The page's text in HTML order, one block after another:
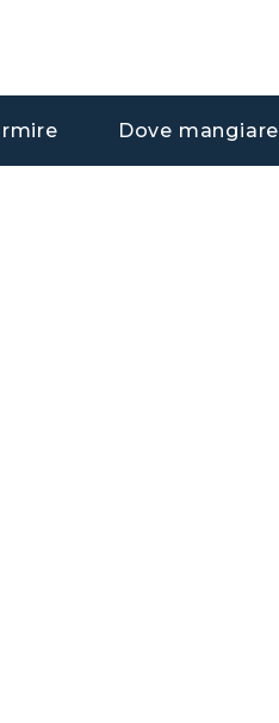
Dove mangiare